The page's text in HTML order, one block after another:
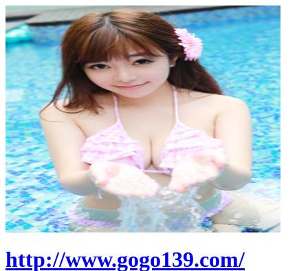
http://www.gogo139.com/